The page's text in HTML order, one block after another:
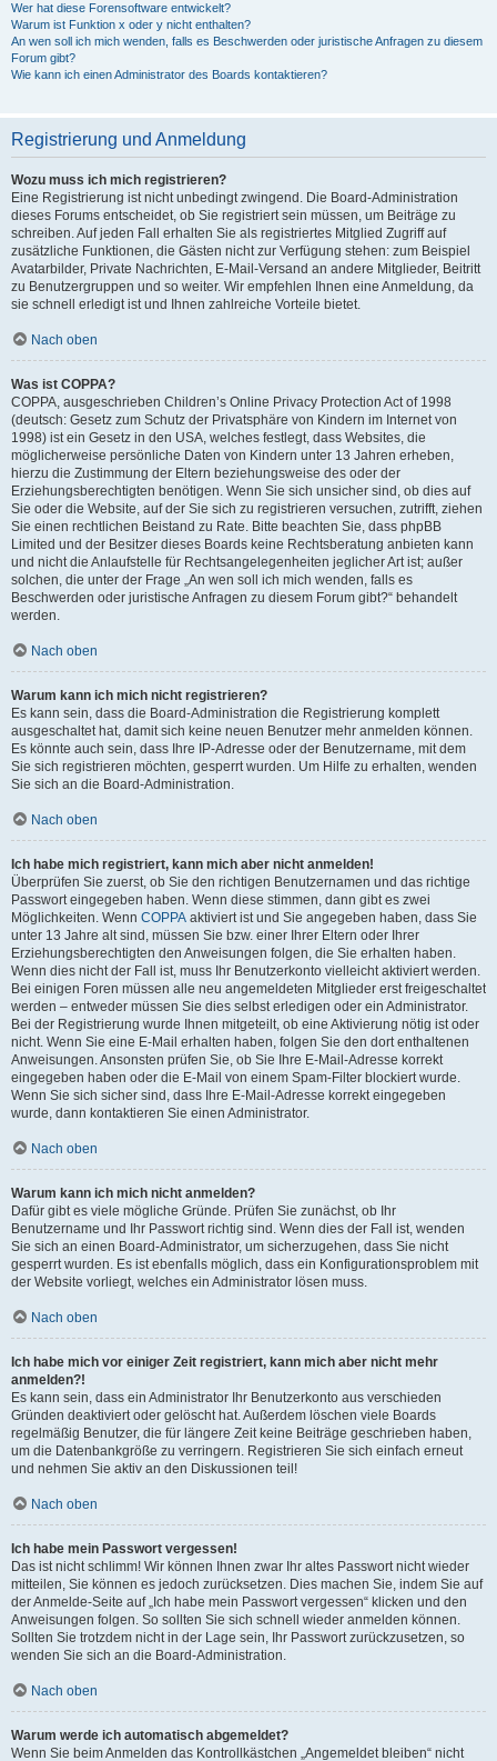
Wer hat diese Forensoftware entwickelt?
Warum ist Funktion x oder y nicht enthalten?
An wen soll ich mich wenden, falls es Beschwerden oder juristische Anfragen zu diesem
Forum gibt?
Wie kann ich einen Administrator des Boards kontaktieren?
Registrierung und Anmeldung
Wozu muss ich mich registrieren?
Eine Registrierung ist nicht unbedingt zwingend. Die Board-Administration
dieses Forums entscheidet, ob Sie registriert sein müssen, um Beiträge zu
schreiben. Auf jeden Fall erhalten Sie als registriertes Mitglied Zugriff auf
zusätzliche Funktionen, die Gästen nicht zur Verfügung stehen: zum Beispiel
Avatarbilder, Private Nachrichten, E-Mail-Versand an andere Mitglieder, Beitritt
zu Benutzergruppen und so weiter. Wir empfehlen Ihnen eine Anmeldung, da
sie schnell erledigt ist und Ihnen zahlreiche Vorteile bietet.
Nach oben
Was ist COPPA?
COPPA, ausgeschrieben Children’s Online Privacy Protection Act of 1998
(deutsch: Gesetz zum Schutz der Privatsphäre von Kindern im Internet von
1998) ist ein Gesetz in den USA, welches festlegt, dass Websites, die
möglicherweise persönliche Daten von Kindern unter 13 Jahren erheben,
hierzu die Zustimmung der Eltern beziehungsweise des oder der
Erziehungsberechtigten benötigen. Wenn Sie sich unsicher sind, ob dies auf
Sie oder die Website, auf der Sie sich zu registrieren versuchen, zutrifft, ziehen
Sie einen rechtlichen Beistand zu Rate. Bitte beachten Sie, dass phpBB
Limited und der Besitzer dieses Boards keine Rechtsberatung anbieten kann
und nicht die Anlaufstelle für Rechtsangelegenheiten jeglicher Art ist; außer
solchen, die unter der Frage „An wen soll ich mich wenden, falls es
Beschwerden oder juristische Anfragen zu diesem Forum gibt?“ behandelt
werden.
Nach oben
Warum kann ich mich nicht registrieren?
Es kann sein, dass die Board-Administration die Registrierung komplett
ausgeschaltet hat, damit sich keine neuen Benutzer mehr anmelden können.
Es könnte auch sein, dass Ihre IP-Adresse oder der Benutzername, mit dem
Sie sich registrieren möchten, gesperrt wurden. Um Hilfe zu erhalten, wenden
Sie sich an die Board-Administration.
Nach oben
Ich habe mich registriert, kann mich aber nicht anmelden!
Überprüfen Sie zuerst, ob Sie den richtigen Benutzernamen und das richtige
Passwort eingegeben haben. Wenn diese stimmen, dann gibt es zwei
Möglichkeiten. Wenn COPPA aktiviert ist und Sie angegeben haben, dass Sie
unter 13 Jahre alt sind, müssen Sie bzw. einer Ihrer Eltern oder Ihrer
Erziehungsberechtigten den Anweisungen folgen, die Sie erhalten haben.
Wenn dies nicht der Fall ist, muss Ihr Benutzerkonto vielleicht aktiviert werden.
Bei einigen Foren müssen alle neu angemeldeten Mitglieder erst freigeschaltet
werden – entweder müssen Sie dies selbst erledigen oder ein Administrator.
Bei der Registrierung wurde Ihnen mitgeteilt, ob eine Aktivierung nötig ist oder
nicht. Wenn Sie eine E-Mail erhalten haben, folgen Sie den dort enthaltenen
Anweisungen. Ansonsten prüfen Sie, ob Sie Ihre E-Mail-Adresse korrekt
eingegeben haben oder die E-Mail von einem Spam-Filter blockiert wurde.
Wenn Sie sich sicher sind, dass Ihre E-Mail-Adresse korrekt eingegeben
wurde, dann kontaktieren Sie einen Administrator.
Nach oben
Warum kann ich mich nicht anmelden?
Dafür gibt es viele mögliche Gründe. Prüfen Sie zunächst, ob Ihr
Benutzername und Ihr Passwort richtig sind. Wenn dies der Fall ist, wenden
Sie sich an einen Board-Administrator, um sicherzugehen, dass Sie nicht
gesperrt wurden. Es ist ebenfalls möglich, dass ein Konfigurationsproblem mit
der Website vorliegt, welches ein Administrator lösen muss.
Nach oben
Ich habe mich vor einiger Zeit registriert, kann mich aber nicht mehr
anmelden?!
Es kann sein, dass ein Administrator Ihr Benutzerkonto aus verschieden
Gründen deaktiviert oder gelöscht hat. Außerdem löschen viele Boards
regelmäßig Benutzer, die für längere Zeit keine Beiträge geschrieben haben,
um die Datenbankgröße zu verringern. Registrieren Sie sich einfach erneut
und nehmen Sie aktiv an den Diskussionen teil!
Nach oben
Ich habe mein Passwort vergessen!
Das ist nicht schlimm! Wir können Ihnen zwar Ihr altes Passwort nicht wieder
mitteilen, Sie können es jedoch zurücksetzen. Dies machen Sie, indem Sie auf
der Anmelde-Seite auf „Ich habe mein Passwort vergessen“ klicken und den
Anweisungen folgen. So sollten Sie sich schnell wieder anmelden können.
Sollten Sie trotzdem nicht in der Lage sein, Ihr Passwort zurückzusetzen, so
wenden Sie sich an die Board-Administration.
Nach oben
Warum werde ich automatisch abgemeldet?
Wenn Sie beim Anmelden das Kontrollkästchen „Angemeldet bleiben“ nicht